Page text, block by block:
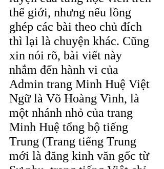
thế giới, nhưng nếu lồng
ghép các bài theo chủ đích
thì lại là chuyện khác. Cũng
xin nói rõ, bài viết này
nhắm đến hành vi của
Admin trang Minh Huệ Việt
Ngữ là Võ Hoàng Vinh, là
một nhánh nhỏ của trang
Minh Huệ tổng bộ tiếng
Trung (Trang tiếng Trung
mới là đăng kinh văn gốc từ